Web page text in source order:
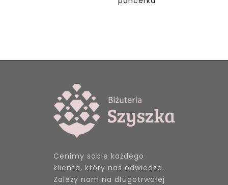
Cenimy sobie każdego
klienta, który nas odwiedza.
Zależy nam na długotrwałej